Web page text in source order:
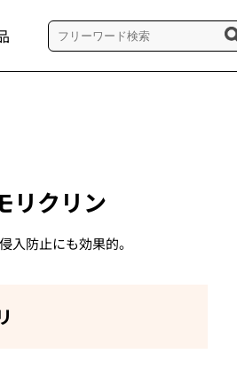
リクリン
入防止にも効果的。